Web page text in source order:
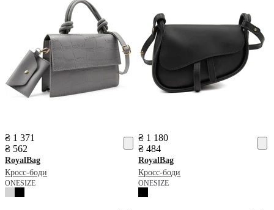
₴ 1 371
₴ 562
RoyalBag
Кросс-боди
ONESIZE
₴ 1 180
₴ 484
RoyalBag
Кросс-боди
ONESIZE